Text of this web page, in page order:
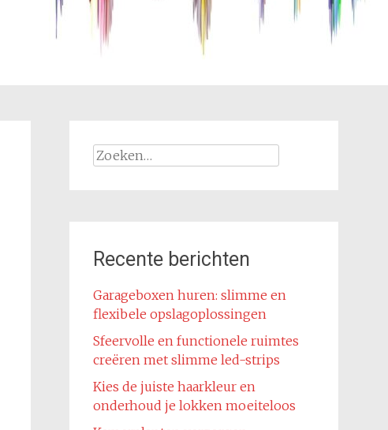
Zoeken
Recente berichten
Garageboxen huren: slimme en
flexibele opslagoplossingen
Sfeervolle en functionele ruimtes
creëren met slimme led-strips
Kies de juiste haarkleur en
onderhoud je lokken moeiteloos